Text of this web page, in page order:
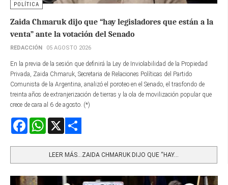
POLÍTICA
Zaida Chmaruk dijo que “hay legisladores que están a la
venta” ante la votación del Senado
REDACCIÓN 05 AGOSTO 2026
En la previa de la sesión que definirá la Ley de Inviolabilidad de la Propiedad
Privada, Zaida Chmaruk, Secretaria de Relaciones Políticas del Partido
Comunista de la Argentina, analizó el poroteo en el Senado, el trasfondo de
treinta años de extranjerización de tierras y la ola de movilización popular que
crece de cara al 6 de agosto. (*)
FacebookWhatsApp
LEER MÁS…ZAIDA CHMARUK DIJO QUE “HAY...